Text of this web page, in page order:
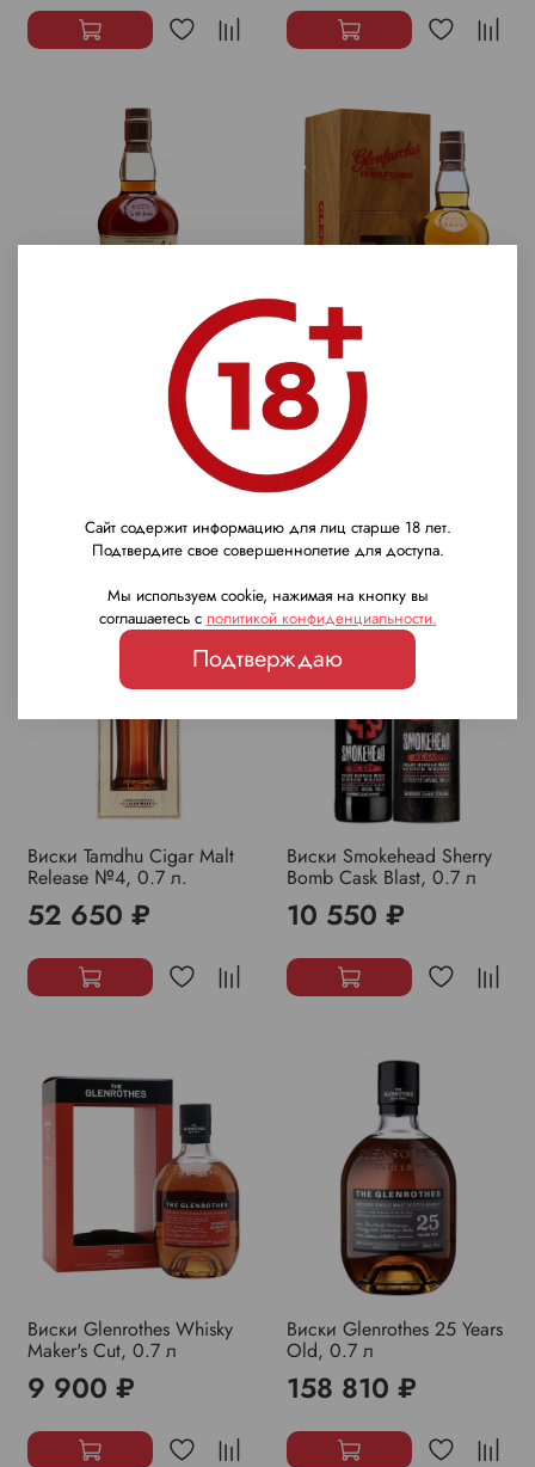
Виски Glenfarclas 1956
Family Casks, 0.7 л
2 687 770 ₽
Виски Glenfarclas 1954
Family Casks, 0.7 л
2 687 770 ₽
Виски Tamdhu Cigar Malt
Release №4, 0.7 л.
52 650 ₽
Виски Smokehead Sherry
Bomb Cask Blast, 0.7 л
10 550 ₽
Виски Glenrothes Whisky
Maker's Cut, 0.7 л
9 900 ₽
Виски Glenrothes 25 Years
Old, 0.7 л
158 810 ₽
Сайт содержит информацию для лиц старше 18 лет.
Подтвердите свое совершеннолетие для доступа.
Мы используем cookie, нажимая на кнопку вы
соглашаетесь с политикой конфиденциальности.
Подтверждаю